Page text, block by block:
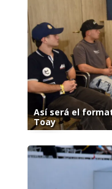
Así será el
Toay